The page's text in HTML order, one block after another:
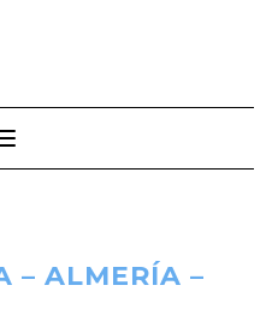
Cambiar modo de navegación
– ALMERÍA –